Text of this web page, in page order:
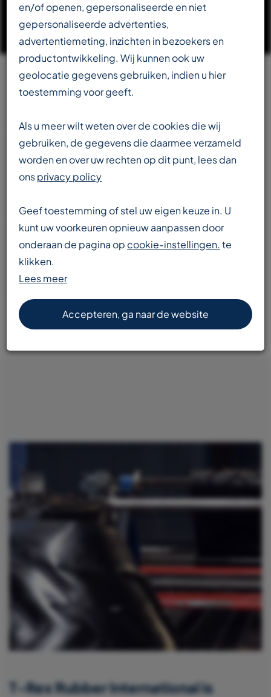
Team
beschikbaar in meerdere talen
Enorme voorraad
transportbanden en componenten
Snelle levering
T-Rex Rubber International is
en/of openen, gepersonaliseerde en niet
gepersonaliseerde advertenties,
advertentiemeting, inzichten in bezoekers en
productontwikkeling. Wij kunnen ook uw
geolocatie gegevens gebruiken, indien u hier
toestemming voor geeft.
Als u meer wilt weten over de cookies die wij
gebruiken, de gegevens die daarmee verzameld
worden en over uw rechten op dit punt, lees dan
onsprivacy policy
Geef toestemming of stel uw eigen keuze in. U
kunt uw voorkeuren opnieuw aanpassen door
onderaan de pagina op cookie-instellingen. te
klikken.
Lees meer
Accepteren, ga naar de website